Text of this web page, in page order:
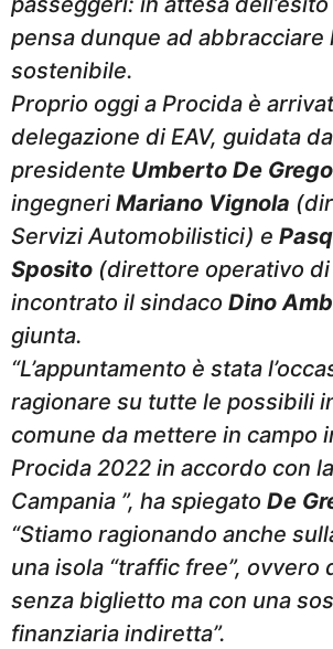
pensa dunque ad abbracciare
sostenibile.
Proprio oggi a Procida è
delegazione di EAV, guidata
presidente Umberto De
ingegneri Mariano Vignola
Servizi Automobilistici) e
Sposito (direttore operativo di
incontrato il sindaco Dino
giunta.
“L’appuntamento è stata
ragionare su tutte le possibili
comune da mettere in campo
Procida 2022 in accordo con
Campania ”, ha spiegato De
“Stiamo ragionando anche
una isola “traffic free”, ovvero
senza biglietto ma con una
finanziaria indiretta”.